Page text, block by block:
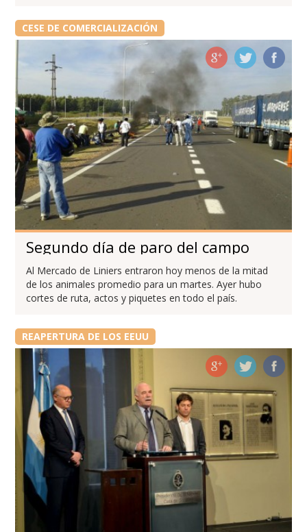
CESE DE COMERCIALIZACIÓN
Segundo día de paro del campo
Al Mercado de Liniers entraron hoy menos de la mitad
de los animales promedio para un martes. Ayer hubo
cortes de ruta, actos y piquetes en todo el país.
REAPERTURA DE LOS EEUU